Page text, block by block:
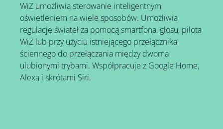
WiZ umożliwia sterowanie inteligentnym
oświetleniem na wiele sposobów. Umożliwia
regulację świateł za pomocą smartfona, głosu, pilota
WiZ lub przy użyciu istniejącego przełącznika
ściennego do przełączania między dwoma
ulubionymi trybami. Współpracuje z Google Home,
Alexą i skrótami Siri.